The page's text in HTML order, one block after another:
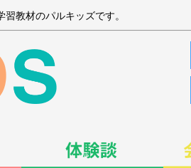
教材のパルキッズです。